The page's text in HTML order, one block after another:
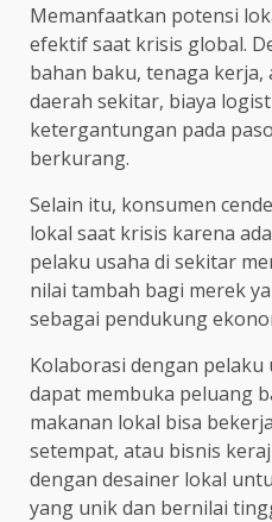
Memanfaatkan potensi
efektif saat krisis global.
bahan baku, tenaga
daerah sekitar, biaya
ketergantungan pada
berkurang.
Selain itu, konsumen
lokal saat krisis karena
pelaku usaha di sekitar
nilai tambah bagi merek
sebagai pendukung
Kolaborasi dengan pelaku
dapat membuka peluang
makanan lokal bisa
setempat, atau bisnis
dengan desainer lokal
yang unik dan bernilai